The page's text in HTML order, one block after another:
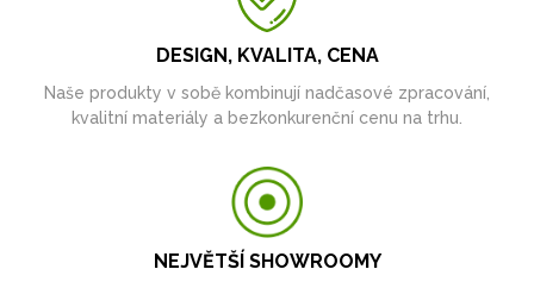
DESIGN, KVALITA, CENA
Naše produkty v sobě kombinují nadčasové zpracování,
kvalitní materiály a bezkonkurenční cenu na trhu.
NEJVĚTŠÍ SHOWROOMY